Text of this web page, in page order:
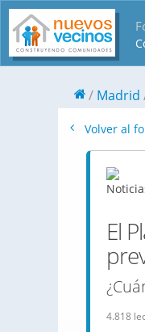
Madrid
Volver al
El
4.818